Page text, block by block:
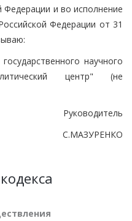
Федерации и во исполнение
Федерации от 31
научного
центр" (не
Руководитель
С.МАЗУРЕНКО